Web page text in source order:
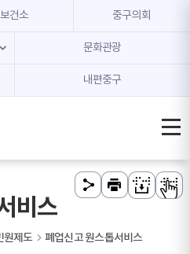
용 바로가기
바로가기
보건소 중구의회
문화관광
내편중구
비스
원제도 폐업신고 원스톱서비스